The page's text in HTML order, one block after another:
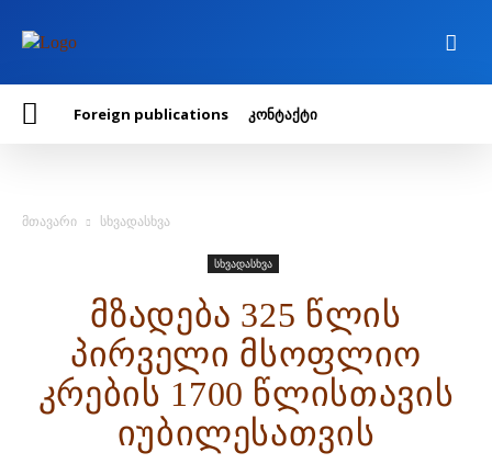
Foreign publications კონტაქტი
მთავარი სხვადასხვა
სხვადასხვა
მზადება 325 წლის
პირველი მსოფლიო
კრების 1700 წლისთავის
იუბილესათვის